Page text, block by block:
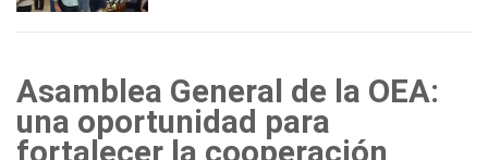
Asamblea General de la OEA:
una oportunidad para
fortalecer la cooperación